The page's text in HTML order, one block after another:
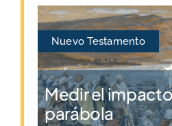
Nuevo Testamento
Medir el
parábola